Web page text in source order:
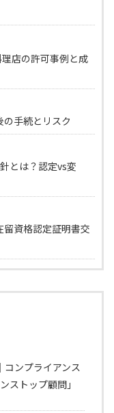
店の許可事例と成
手続とリスク
とは？認定vs変
資格認定証明書交
ンプライアンス
ストップ顧問」